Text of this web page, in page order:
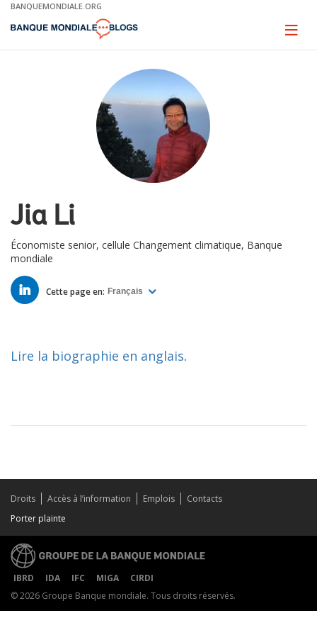
Skip
Main
BANQUEMONDIALE.ORG
Page
Jia Li
Économiste senior, cellule Changement climatique, Banque
mondiale
LINKED
IN Cette page en: Français
Lire la biographie en anglais.
Droits Accès à l’information Emplois
Contacts
Porter plainte
IBRD IDA IFC MIGA
CIRDI
© 2026 Groupe Banque mondiale. Tous droits réservés.